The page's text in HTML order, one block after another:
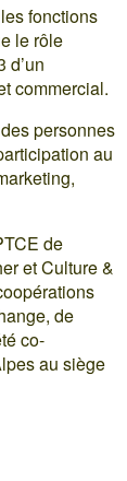
fonctions
le rôle
d’un
commercial.
personnes
au
de
et Culture &
de
co-
au siège